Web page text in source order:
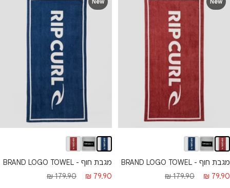
מגבת חוף - BRAND LOGO TOWEL
מחיר מבצע
79.90 ₪ מחיר רגיל
179.90 ₪
מגבת חוף - BRAND LOGO TOWEL
מחיר מבצע
79.90 ₪ מחיר רגיל
179.90 ₪